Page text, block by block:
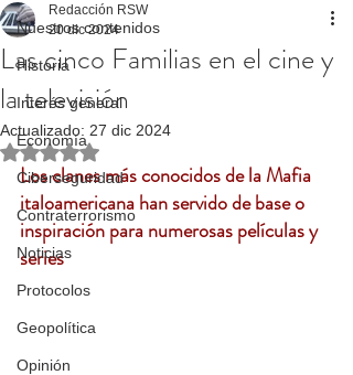
Nuestros contenidos
Historia
Interés general
Economía
Ciberseguridad
Contraterrorismo
Noticias
Protocolos
Geopolítica
Opinión
Las cinco Familias en el cine y
la televisión
Redacción RSW
20 dic 2024
Actualizado: 27 dic 2024
Obtuvo NaN de 5 estrellas.
Los clanes más conocidos de la Mafia
italoamericana han servido de base o
inspiración para numerosas películas y
series